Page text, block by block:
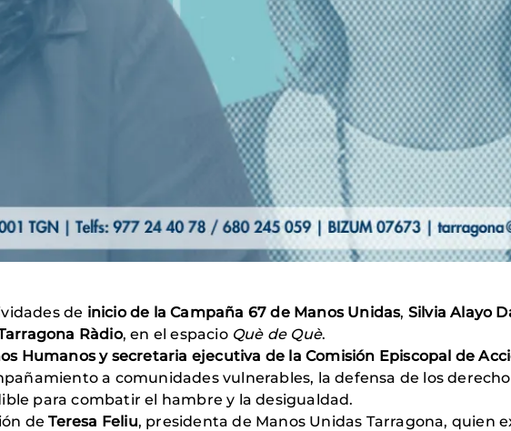
de inicio de la Campaña 67 de Manos Unidas, Silvia Alayo
Ràdio, en el espacio Què de Què.
Humanos y secretaria ejecutiva de la Comisión Episcopal de
a comunidades vulnerables, la defensa de los
para combatir el hambre y la desigualdad.
deTeresa Feliu, presidenta de Manos Unidas Tarragona, quien